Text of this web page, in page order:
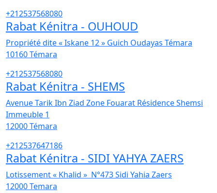
+212537568080
Rabat Kénitra - OUHOUD
Propriété dite « Iskane 12 » Guich Oudayas Témara
10160Témara
+212537568080
Rabat Kénitra - SHEMS
Avenue Tarik Ibn Ziad Zone Fouarat Résidence Shemsi
Immeuble 1
12000Témara
+212537647186
Rabat Kénitra - SIDI YAHYA ZAERS
Lotissement « Khalid » N°473 Sidi Yahia Zaers
12000Temara